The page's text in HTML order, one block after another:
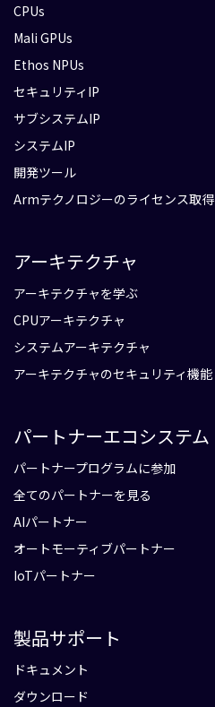
CPUs
Mali GPUs
Ethos NPUs
セキュリティIP
サブシステムIP
システムIP
開発ツール
Armテクノロジーのライセンス取得
アーキテクチャ
アーキテクチャを学ぶ
CPUアーキテクチャ
システムアーキテクチャ
アーキテクチャのセキュリティ機能
パートナーエコシステム
パートナープログラムに参加
全てのパートナーを見る
AIパートナー
オートモーティブパートナー
IoTパートナー
製品サポート
ドキュメント
ダウンロード